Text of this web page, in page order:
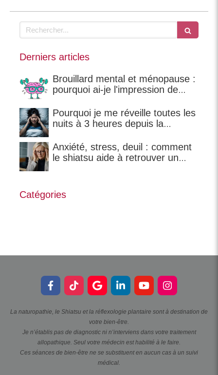
Rechercher
Derniers articles
Brouillard mental et ménopause :
pourquoi ai-je l'impression de
Pourquoi je me réveille toutes les
nuits à 3 heures depuis la
Anxiété, stress, deuil : comment
le shiatsu aide à retrouver un
Catégories
La naturopathie, le Shiatsu et la réflexologie plantaire sont à destination de
votre bien-être.
Je n’établis pas de diagnostic ni n’interviens dans votre traitement
allopathique. Seul votre médecin est habilité à le faire.
Ces séances de bien-être ne se substituent en aucun cas à un suivi
médical.